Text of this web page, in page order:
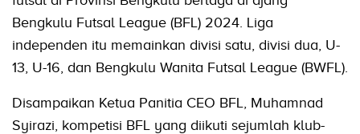
Bengkulu Futsal League (BFL) 2024. Liga
independen itu memainkan divisi satu, divisi dua, U-
13, U-16, dan Bengkulu Wanita Futsal League (BWFL).
Disampaikan Ketua Panitia CEO BFL, Muhamnad
Syirazi, kompetisi BFL yang diikuti sejumlah klub-